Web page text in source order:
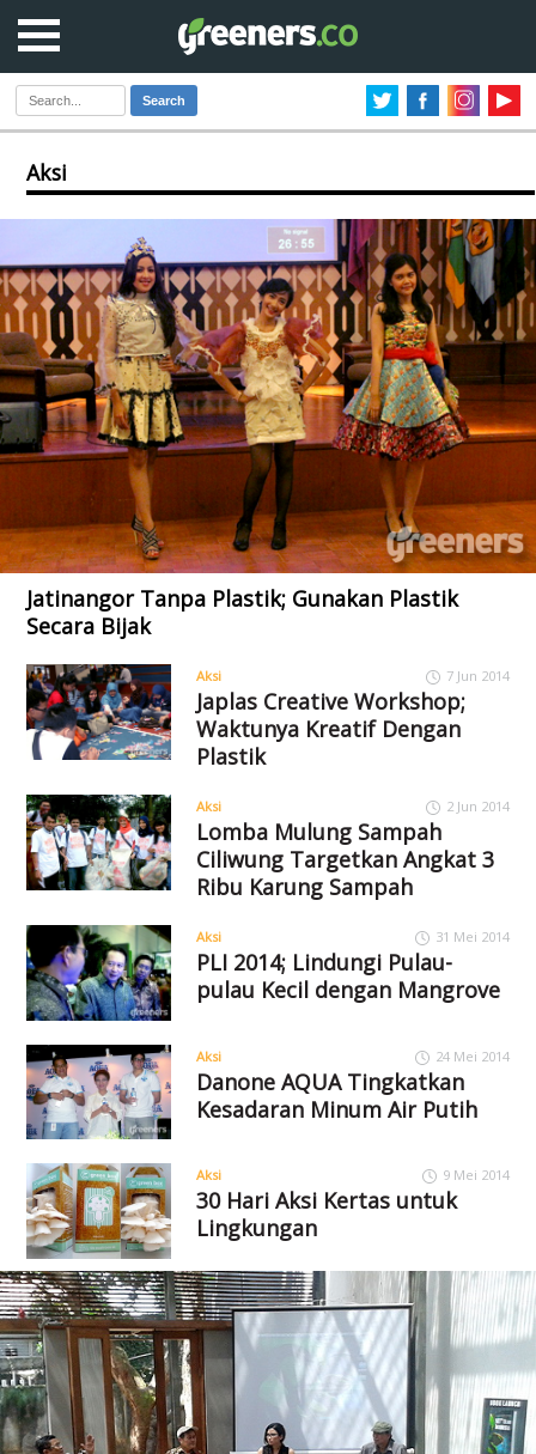
Search
Aksi
Jatinangor Tanpa Plastik; Gunakan Plastik
Secara Bijak
Aksi 7 Jun 2014
Japlas Creative Workshop;
Waktunya Kreatif Dengan
Plastik
Aksi 2 Jun 2014
Lomba Mulung Sampah
Ciliwung Targetkan Angkat 3
Ribu Karung Sampah
Aksi 31 Mei 2014
PLI 2014; Lindungi Pulau-
pulau Kecil dengan Mangrove
Aksi 24 Mei 2014
Danone AQUA Tingkatkan
Kesadaran Minum Air Putih
Aksi 9 Mei 2014
30 Hari Aksi Kertas untuk
Lingkungan